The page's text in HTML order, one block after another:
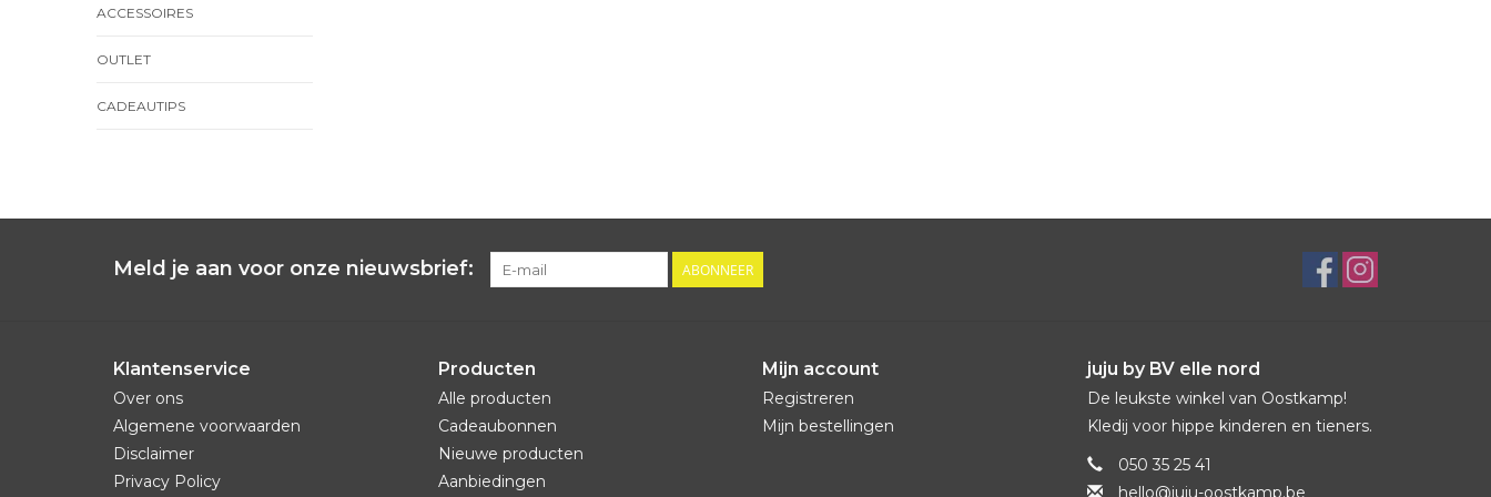
ACCESSOIRES
OUTLET
CADEAUTIPS
Meld je aan voor onze nieuwsbrief: ABONNEER
Klantenservice
Over ons
Algemene voorwaarden
Disclaimer
Privacy Policy
Producten
Alle producten
Cadeaubonnen
Nieuwe producten
Aanbiedingen
Mijn account
Registreren
Mijn bestellingen
juju by BV elle nord
De leukste winkel van Oostkamp!
Kledij voor hippe kinderen en tieners.
050 35 25 41
hello@juju-oostkamp.be